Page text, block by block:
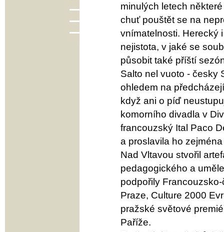
minulých letech
chuť pouštět se na
vnímatelnosti. Herecký
nejistota, v jaké se
působit také příští
Salto nel vuoto - česky
ohledem na
když ani o píď
komorního divadla v
francouzský Ital Paco
a proslavila ho
Nad Vltavou stvořil
pedagogického a
podpořily
Praze, Culture 2000
pražské světové
Paříže.